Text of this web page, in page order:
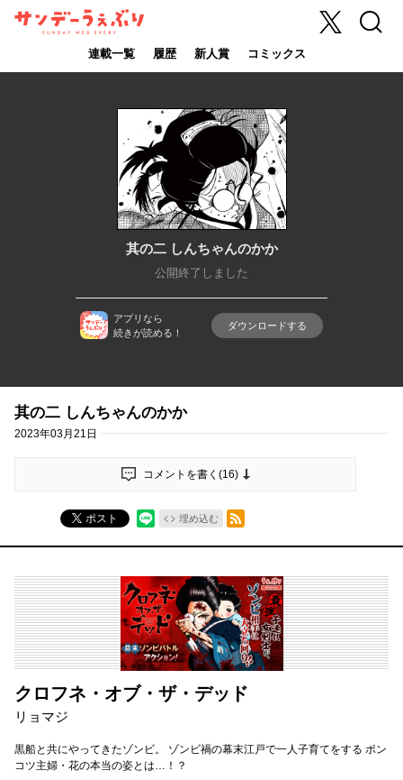
サンデーうぇ
連載一覧 履歴 新人賞 コミックス
X 検索
其の二 しんちゃんのかか
公開終了しました
アプリなら
続きが読める！
ダウンロードする
其の二 しんちゃんのかか
2023年03月21日
コメントを書く(16)
ポスト 埋め込む
RSSフィード
クロフネ・オブ・ザ・デッド
リョマジ
黒船と共にやってきたゾンビ。 ゾンビ禍の幕末江戸で一人子育てをする ポン
コツ主婦・花の本当の姿とは…！？